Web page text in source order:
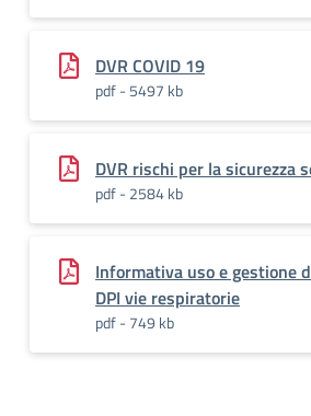
DVR COVID 19
pdf - 5497 kb
DVR rischi per la sicurezza
pdf - 2584 kb
Informativa uso e gestione
DPI vie respiratorie
pdf - 749 kb